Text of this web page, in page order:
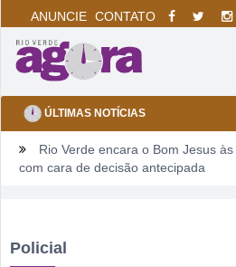
ANUNCIE CONTATO
ÚLTIMAS NOTÍCIAS
Rio Verde encara o Bom Jesus
com cara de decisão antecipada
Ela não quis dizer quem era, mas
Policial